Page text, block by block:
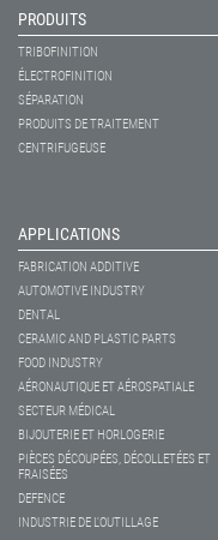
PRODUITS
TRIBOFINITION
ÉLECTROFINITION
SÉPARATION
PRODUITS DE TRAITEMENT
CENTRIFUGEUSE
APPLICATIONS
FABRICATION ADDITIVE
AUTOMOTIVE INDUSTRY
DENTAL
CERAMIC AND PLASTIC PARTS
FOOD INDUSTRY
AÉRONAUTIQUE ET AÉROSPATIALE
SECTEUR MÉDICAL
BIJOUTERIE ET HORLOGERIE
PIÈCES DÉCOUPÉES, DÉCOLLETÉES ET
FRAISÉES
DEFENCE
INDUSTRIE DE L'OUTILLAGE